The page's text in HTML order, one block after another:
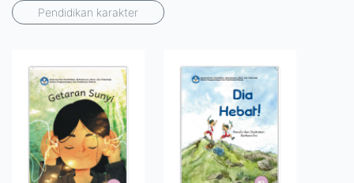
Pendidikan karakter